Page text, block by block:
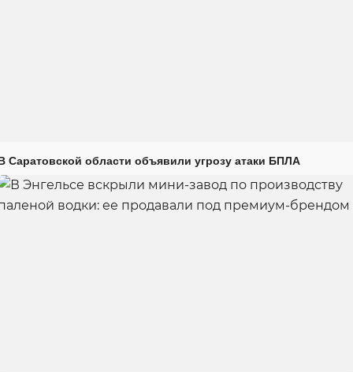
Саратовской области объявили угрозу атаки БПЛА